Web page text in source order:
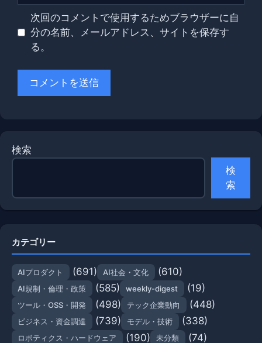
次回のコメントで使用するためブラウザーに自
分の名前、メールアドレス、サイトを保存す
る。
検索
検
索
カテゴリー
AIプロダクト (691) AI社会・文化 (610)
AI規制・倫理・政策 (585) weekly-digest (19)
ツール・OSS・開発 (498) テック企業動向 (448)
ビジネス・資金調達 (739) モデル・技術 (338)
ロボティクス・ハードウェア (190) 未分類 (74)